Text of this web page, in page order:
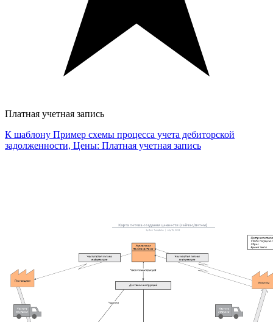
Платная учетная запись
К шаблону Пример схемы процесса учета дебиторской
задолженности, Цены: Платная учетная запись